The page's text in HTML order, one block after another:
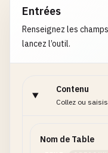
Entrées
Renseignez les
lancez l’outil.
Contenu
Collez ou
Nom de Table